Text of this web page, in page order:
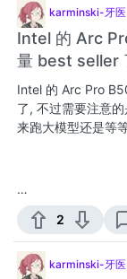
karminski-牙医
Intel 的 Arc
量 best seller
Intel 的 Arc Pro
了, 不过需要注意
来跑大模型还是等
…
2
karminski-牙医